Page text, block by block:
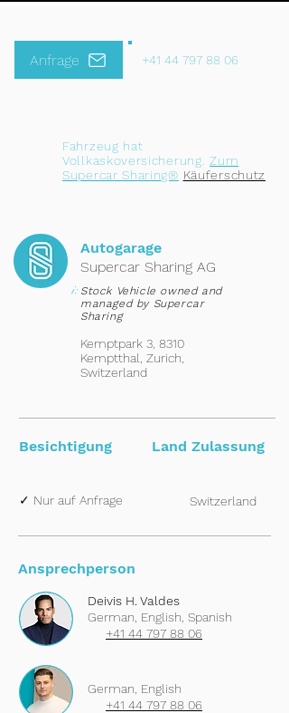
Anfrage +41 44 797 88 06
Fahrzeug hat
Vollkaskoversicherung. Zum
Supercar Sharing® Käuferschutz
Autogarage
Supercar Sharing AG
i: Stock Vehicle owned and
managed by Supercar
Sharing
Kemptpark 3, 8310
Kemptthal, Zurich,
Switzerland
Besichtigung Land Zulassung
✓ Nur auf Anfrage Switzerland
Ansprechperson
Deivis H. Valdes
German, English, Spanish
+41 44 797 88 06
German, English
+41 44 797 88 06